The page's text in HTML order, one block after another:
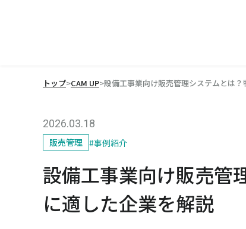
トップ>CAM UP>設備工事業向け販売管理システムとは
2026.03.18
販売管理 #事例紹介
設備工事業向け販売管
に適した企業を解説